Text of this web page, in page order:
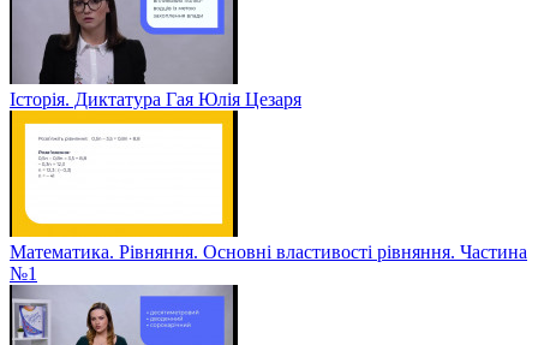
Історія. Диктатура Гая Юлія Цезаря
Математика. Рівняння. Основні властивості рівняння. Частина
№1